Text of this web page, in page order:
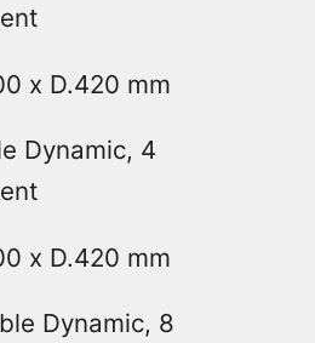
x D.420 mm
Dynamic, 4
x D.420 mm
Dynamic, 8